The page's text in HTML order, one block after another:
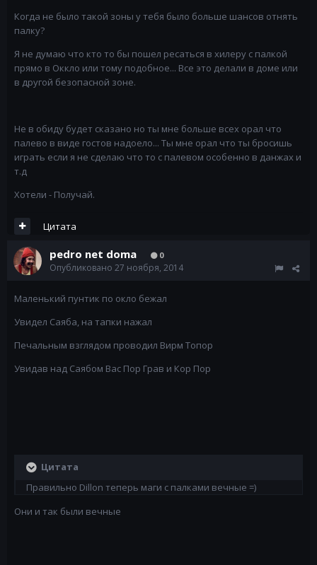
Когда не было такой зоны у тебя было больше шансов отнять
палку?
Я не думаю что кто то бы пошел ресаться в хилеру с палкой
прямо в Оккло или тому подобное... Все это делали в доме или
в другой безопасной зоне.
Не в обиду будет сказано но ты мне больше всех орал что
палево в виде гостов надоело... Ты мне орал что ты бросишь
играть если я не сделаю что то с палевом особенно в данжах и
т.д
Хотели - Получай.
Цитата
pedro net doma 0
Опубликовано 27 ноября, 2014
Маленький пунтик по окло бежал
Увидел Саяба, на тапки нажал
Печальным взглядом проводил Вирм Топор
Увидав над Саябом Вас Пор Грав и Кор Пор
Цитата
Правильно Dillon теперь маги с палками вечные =)
Они и так были вечные